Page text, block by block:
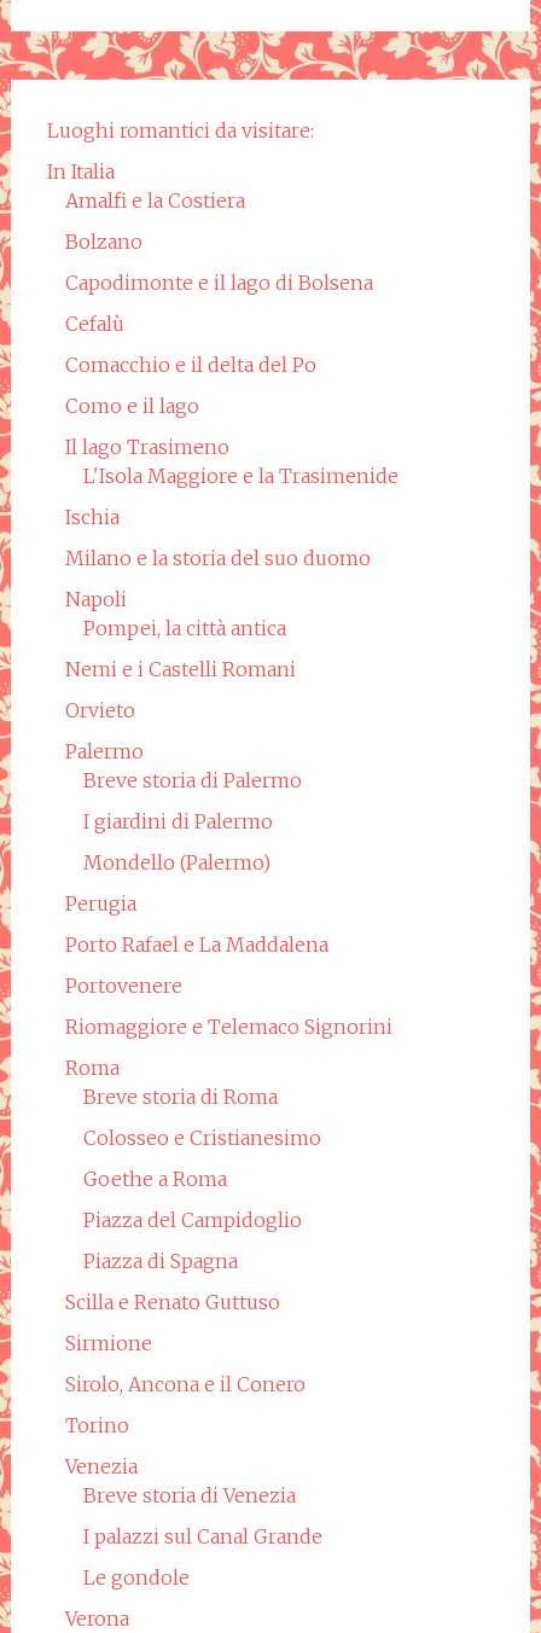
Luoghi romantici da visitare:
In Italia
Amalfi e la Costiera
Bolzano
Capodimonte e il lago di Bolsena
Cefalù
Comacchio e il delta del Po
Como e il lago
Il lago Trasimeno
L'Isola Maggiore e la Trasimenide
Ischia
Milano e la storia del suo duomo
Napoli
Pompei, la città antica
Nemi e i Castelli Romani
Orvieto
Palermo
Breve storia di Palermo
I giardini di Palermo
Mondello (Palermo)
Perugia
Porto Rafael e La Maddalena
Portovenere
Riomaggiore e Telemaco Signorini
Roma
Breve storia di Roma
Colosseo e Cristianesimo
Goethe a Roma
Piazza del Campidoglio
Piazza di Spagna
Scilla e Renato Guttuso
Sirmione
Sirolo, Ancona e il Conero
Torino
Venezia
Breve storia di Venezia
I palazzi sul Canal Grande
Le gondole
Verona